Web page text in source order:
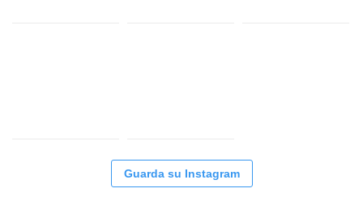
Guarda su Instagram